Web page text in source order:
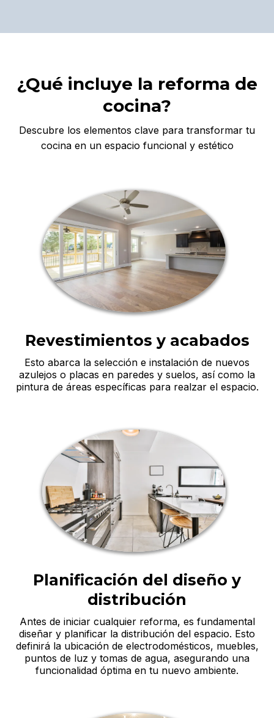
¿Qué incluye la reforma de
cocina?
Descubre los elementos clave para transformar tu
cocina en un espacio funcional y estético
Revestimientos y acabados
Esto abarca la selección e instalación de nuevos
azulejos o placas en paredes y suelos, así como la
pintura de áreas específicas para realzar el espacio.
Planificación del diseño y
distribución
Antes de iniciar cualquier reforma, es fundamental
diseñar y planificar la distribución del espacio. Esto
definirá la ubicación de electrodomésticos, muebles,
puntos de luz y tomas de agua, asegurando una
funcionalidad óptima en tu nuevo ambiente.